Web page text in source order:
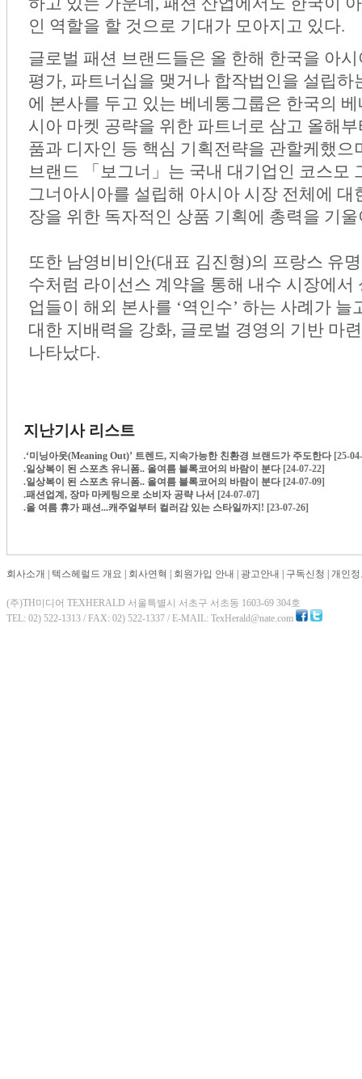
인 역할을 할 것으로 기대가 모아지고 있다.
글로벌 패션 브랜드들은 올 한해 한국을 아
평가, 파트너십을 맺거나 합작법인을 설립
에 본사를 두고 있는 베네통그룹은 한국의
시아 마켓 공략을 위한 파트너로 삼고 올해
품과 디자인 등 핵심 기획전략을 관할케했으
브랜드 「보그너」는 국내 대기업인 코스모
그너아시아를 설립해 아시아 시장 전체에
장을 위한 독자적인 상품 기획에 총력을 기
또한 남영비비안(대표 김진형)의 프랑스 유
수처럼 라이선스 계약을 통해 내수 시장에
업들이 해외 본사를 ‘역인수’ 하는 사례가
대한 지배력을 강화, 글로벌 경영의 기반 마
나타났다.
지난기사 리스트
.‘미닝아웃(Meaning Out)’ 트렌드, 지속가능한 친환경 브랜드가 주도한다 [25-
.일상복이 된 스포츠 유니폼.. 올여름 블록코어의 바람이 분다 [24-07-22]
.일상복이 된 스포츠 유니폼.. 올여름 블록코어의 바람이 분다 [24-07-09]
.패션업계, 장마 마케팅으로 소비자 공략 나서 [24-07-07]
.올 여름 휴가 패션...캐주얼부터 컬러감 있는 스타일까지! [23-07-26]
회사소개 텍스헤럴드 개요 회사연혁 회원가입 안내 광고안내 구독신청 개인
(주)TH미디어 TEXHERALD 서울특별시 서초구 서초동 1603-69 304호
TEL: 02) 522-1313 / FAX: 02) 522-1337 / E-MAIL: TexHerald@nate.com